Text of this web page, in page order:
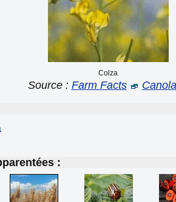
Colza
Source : Farm Facts
Canola
: